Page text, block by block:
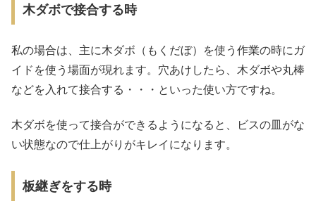
木ダボで接合する時
私の場合は、主に木ダボ（もくだぼ）を使う作業の時にガ
イドを使う場面が現れます。穴あけしたら、木ダボや丸棒
などを入れて接合する・・・といった使い方ですね。
木ダボを使って接合ができるようになると、ビスの皿がな
い状態なので仕上がりがキレイになります。
板継ぎをする時